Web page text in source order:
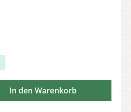
In den Warenkorb